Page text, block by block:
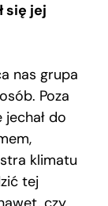
się jej
nas grupa
Poza
do
klimatu
tej